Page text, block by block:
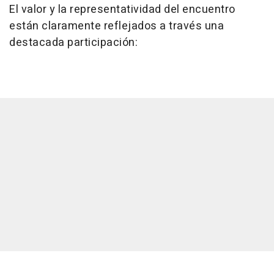
El valor y la representatividad del encuentro
están claramente reflejados a través una
destacada participación: